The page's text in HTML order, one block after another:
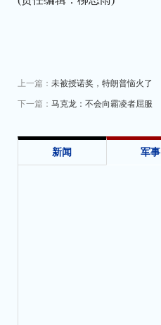
上一篇： 未被授诺奖，特朗普恼火了
下一篇： 马克龙：不会向霸凌者屈服
新闻 军事